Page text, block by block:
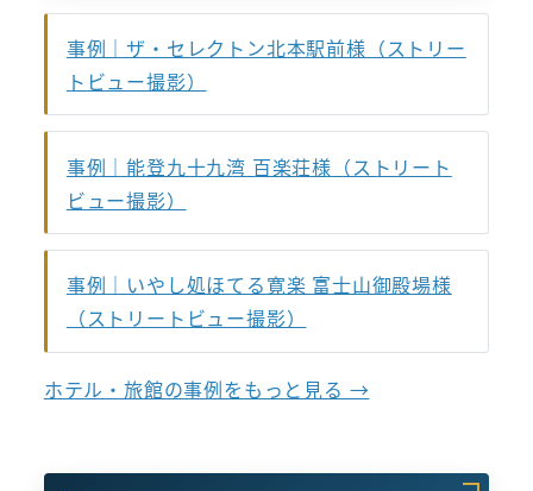
事例｜ザ・セレクトン北本駅前様（ストリー
トビュー撮影）
事例｜能登九十九湾 百楽荘様（ストリート
ビュー撮影）
事例｜いやし処ほてる寛楽 富士山御殿場様
（ストリートビュー撮影）
ホテル・旅館の事例をもっと見る →